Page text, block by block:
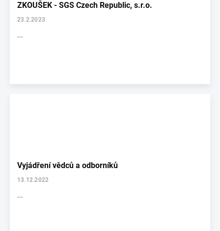
ZKOUŠEK - SGS Czech Republic, s.r.o.
23.2.2023
...
Vyjádření vědců a odborníků
13.12.2022
...